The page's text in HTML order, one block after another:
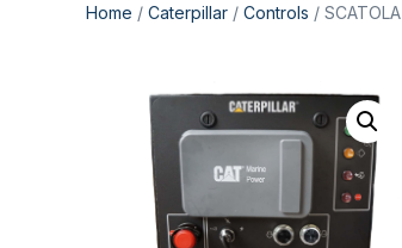
Home / Caterpillar / Controls / SCATOLA